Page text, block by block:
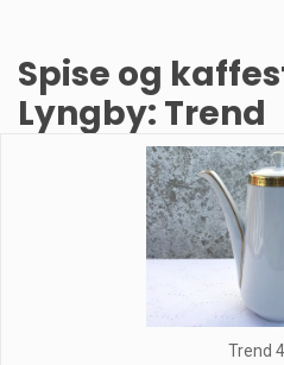
Spise og
Lyngby: Trend
Trend